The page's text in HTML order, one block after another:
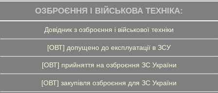
ОЗБРОЄННЯ І ВІЙСЬКОВА ТЕХНІКА:
Довідник з озброєння і військової техніки
[ОВТ] допущено до експлуатації в ЗСУ
[ОВТ] прийняття на озброєння ЗС України
[ОВТ] закупівля озброєння для ЗС України